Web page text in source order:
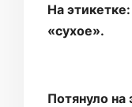
На
«сухое».
Потянуло